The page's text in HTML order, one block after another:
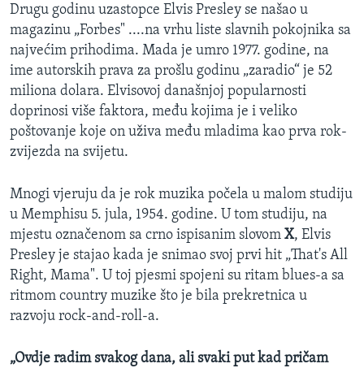
SVIJET
KORUPCIJA
SLOBODA MEDIJA
ŽENSKA STRANA
IZBJEGLIČKA STRANA
MAGAZIN
O GLASU AMERIKE
Learning English
PRATITE NAS
Jezici
Drugu godinu uzastopce Elvis Presley se našao u
magazinu „Forbes" ....na vrhu liste slavnih pokojnika sa
najvećim prihodima. Mada je umro 1977. godine, na
ime autorskih prava za prošlu godinu „zaradio“ je 52
miliona dolara. Elvisovoj današnjoj popularnosti
doprinosi više faktora, među kojima je i veliko
poštovanje koje on uživa među mladima kao prva rok-
zvijezda na svijetu.
Mnogi vjeruju da je rok muzika počela u malom studiju
u Memphisu 5. jula, 1954. godine. U tom studiju, na
mjestu označenom sa crno ispisanim slovom X, Elvis
Presley je stajao kada je snimao svoj prvi hit „That's All
Right, Mama". U toj pjesmi spojeni su ritam blues-a sa
ritmom country muzike što je bila prekretnica u
razvoju rock-and-roll-a.
„Ovdje radim svakog dana, ali svaki put kad pričam